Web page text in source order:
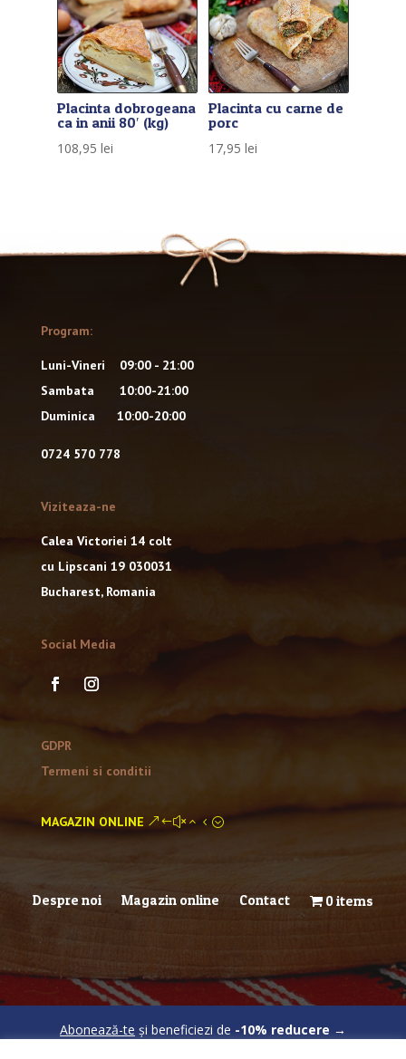
Placinta dobrogeana
ca in anii 80′ (kg)
108,95 lei
Placinta cu carne de
porc
17,95lei
Program:
Luni-Vineri 09:00 - 21:00
Sambata 10:00-21:00
Duminica 10:00-20:00
0724 570 778
Viziteaza-ne
Calea Victoriei 14 colt
cu Lipscani 19 030031
Bucharest, Romania
Social Media
GDPR
Termeni si conditii
MAGAZIN ONLINE
Despre noi Magazin online Contact 0 items
Abonează-te și beneficiezi de -10% reducere →